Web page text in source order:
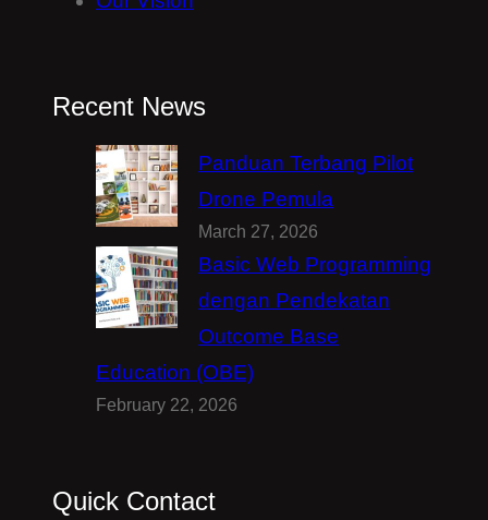
Recent News
Panduan Terbang Pilot
Drone Pemula
March 27, 2026
Basic Web Programming
dengan Pendekatan
Outcome Base
Education (OBE)
February 22, 2026
Quick Contact